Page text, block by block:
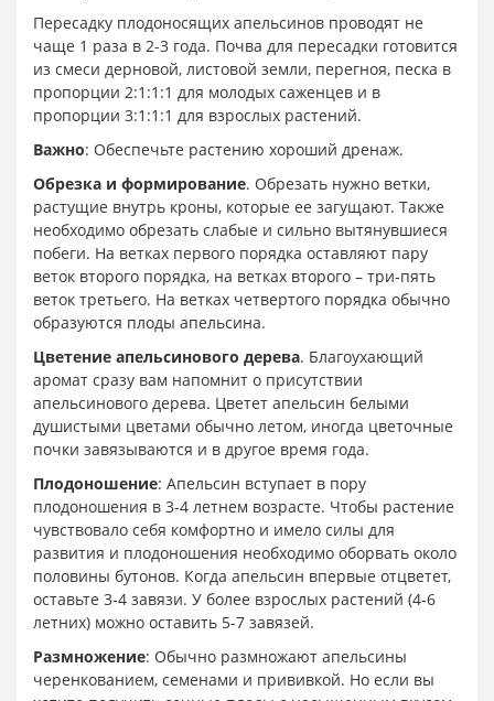
Пересадку плодоносящих апельсинов проводят не
чаще 1 раза в 2-3 года. Почва для пересадки готовится
из смеси дерновой, листовой земли, перегноя, песка в
пропорции 2:1:1:1 для молодых саженцев и в
пропорции 3:1:1:1 для взрослых растений.
Важно: Обеспечьте растению хороший дренаж.
Обрезка и формирование. Обрезать нужно ветки,
растущие внутрь кроны, которые ее загущают. Также
необходимо обрезать слабые и сильно вытянувшиеся
побеги. На ветках первого порядка оставляют пару
веток второго порядка, на ветках второго – три-пять
веток третьего. На ветках четвертого порядка обычно
образуются плоды апельсина.
Цветение апельсинового дерева. Благоухающий
аромат сразу вам напомнит о присутствии
апельсинового дерева. Цветет апельсин белыми
душистыми цветами обычно летом, иногда цветочные
почки завязываются и в другое время года.
Плодоношение: Апельсин вступает в пору
плодоношения в 3-4 летнем возрасте. Чтобы растение
чувствовало себя комфортно и имело силы для
развития и плодоношения необходимо оборвать около
половины бутонов. Когда апельсин впервые отцветет,
оставьте 3-4 завязи. У более взрослых растений (4-6
летних) можно оставить 5-7 завязей.
Размножение: Обычно размножают апельсины
черенкованием, семенами и прививкой. Но если вы